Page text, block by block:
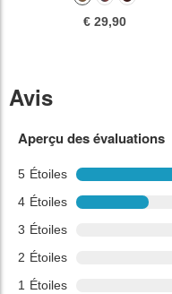
€ 29,90
Avis
Aperçu des évaluations
5 Étoiles
4 Étoiles
3 Étoiles
2 Étoiles
1 Étoiles